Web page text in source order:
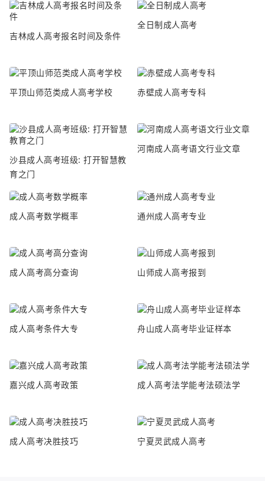
吉林成人高考报名时间及条件
全日制成人高考
平顶山师范类成人高考学校 赤壁成人高考专科
沙县成人高考班级: 打开智慧教
育之门
河南成人高考语文行业文章
成人高考数学概率 通州成人高考专业
成人高考高分查询 山师成人高考报到
成人高考条件大专 舟山成人高考毕业证样本
嘉兴成人高考政策 成人高考法学能考法硕法学
成人高考决胜技巧 宁夏灵武成人高考